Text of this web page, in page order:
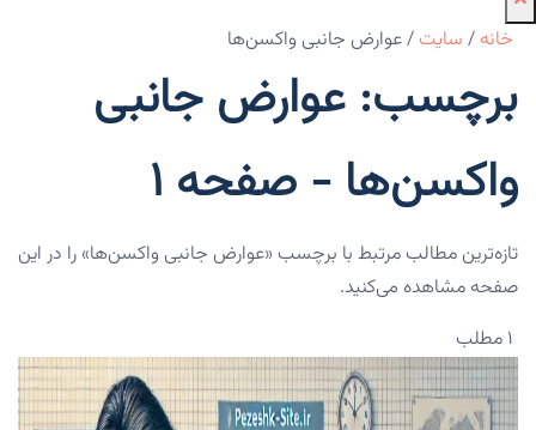
خانه / سایت /عوارض جانبی واکسن‌ها
برچسب: عوارض جانبی
واکسن‌ها - صفحه 1
تازه‌ترین مطالب مرتبط با برچسب «عوارض جانبی واکسن‌ها» را در این
صفحه مشاهده می‌کنید.
۱ مطلب